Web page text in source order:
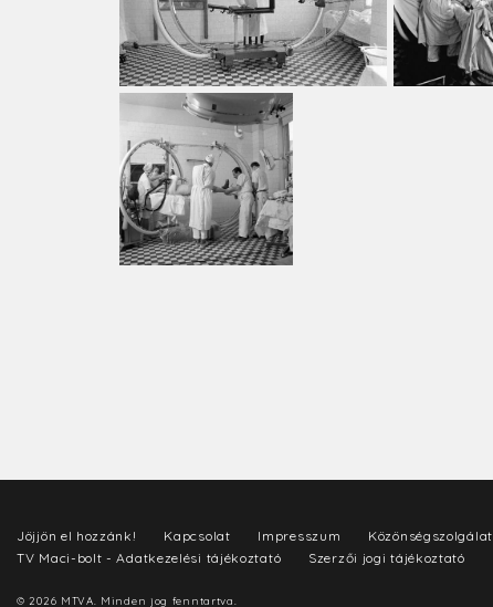
Jöjjön el hozzánk! Kapcsolat Impresszum Közönségszolgálat
TV Maci-bolt - Adatkezelési tájékoztató
Szerzői jogi tájékoztató
© 2026 MTVA. Minden jog fenntartva.